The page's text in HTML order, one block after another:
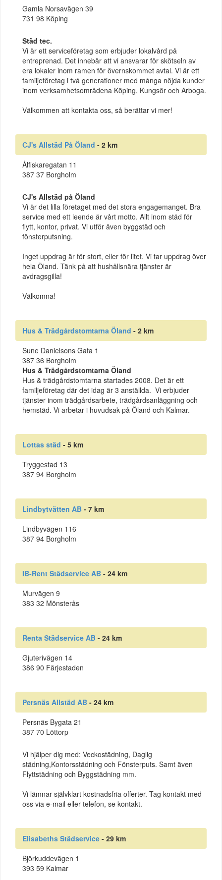
Gamla Norsavägen 39
731 98 Köping
Städ tec.
Vi är ett serviceföretag som erbjuder lokalvård på
entreprenad. Det innebär att vi ansvarar för skötseln av
era lokaler inom ramen för övernskommet avtal. Vi är ett
familjeföretag i två generationer med många nöjda kunder
inom verksamhetsområdena Köping, Kungsör och Arboga.
Välkommen att kontakta oss, så berättar vi mer!
CJ's Allstäd På Öland - 2 km
Ålfiskaregatan 11
387 37 Borgholm
CJ's Allstäd på Öland
Vi är det lilla företaget med det stora engagemanget. Bra
service med ett leende är vårt motto. Allt inom städ för
flytt, kontor, privat. Vi utför även byggstäd och
fönsterputsning.
Inget uppdrag är för stort, eller för litet. Vi tar uppdrag över
hela Öland. Tänk på att hushållsnära tjänster är
avdragsgilla!
Välkomna!
Hus & Trädgårdstomtarna Öland - 2 km
Sune Danielsons Gata 1
387 36 Borgholm
Hus & Trädgårdstomtarna Öland
Hus & trädgårdstomtarna startades 2008. Det är ett
familjeföretag där det idag är 3 anställda. Vi erbjuder
tjänster inom trädgårdsarbete, trädgårdsanläggning och
hemstäd. Vi arbetar i huvudsak på Öland och Kalmar.
Lottas städ - 5 km
Tryggestad 13
387 94 Borgholm
Lindbytvätten AB - 7 km
Lindbyvägen 116
387 94 Borgholm
IB-Rent Städservice AB - 24 km
Murvägen 9
383 32 Mönsterås
Renta Städservice AB - 24 km
Gjuterivägen 14
386 90 Färjestaden
Persnäs Allstäd AB - 24 km
Persnäs Bygata 21
387 70 Löttorp
Vi hjälper dig med: Veckostädning, Daglig
städning,Kontorsstädning och Fönsterputs. Samt även
Flyttstädning och Byggstädning mm.
Vi lämnar självklart kostnadsfria offerter. Tag kontakt med
oss via e-mail eller telefon, se kontakt.
Elisabeths Städservice - 29 km
Björkuddevägen 1
393 59 Kalmar